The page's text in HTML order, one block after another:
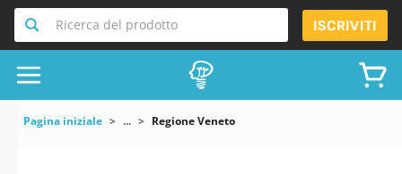
Ricerca del prodotto ISCRIVITI
Pagina iniziale ... Regione Veneto